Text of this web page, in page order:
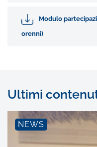
Modulo
orenni)
Ultimi
NEWS